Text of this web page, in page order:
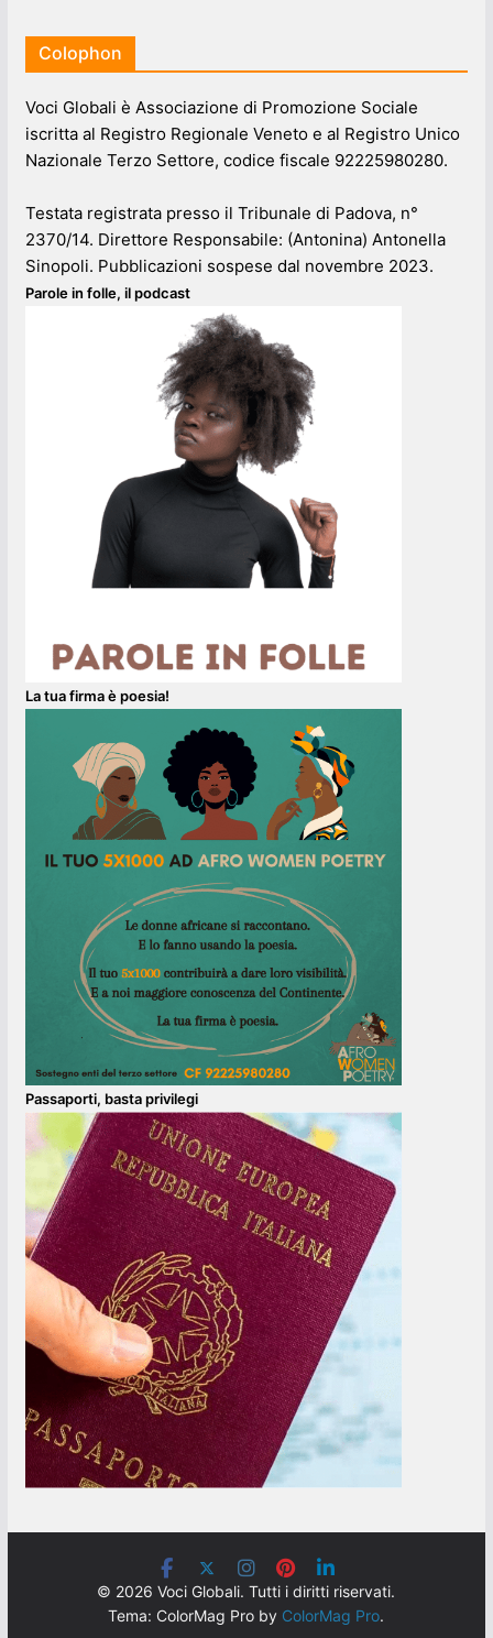
Colophon
Voci Globali è Associazione di Promozione Sociale
iscritta al Registro Regionale Veneto e al Registro Unico
Nazionale Terzo Settore, codice fiscale 92225980280.
Testata registrata presso il Tribunale di Padova, n°
2370/14. Direttore Responsabile: (Antonina) Antonella
Sinopoli. Pubblicazioni sospese dal novembre 2023.
Parole in folle, il podcast
La tua firma è poesia!
Passaporti, basta privilegi
© 2026 Voci Globali. Tutti i diritti riservati.
Tema: ColorMag Pro by ColorMag Pro.